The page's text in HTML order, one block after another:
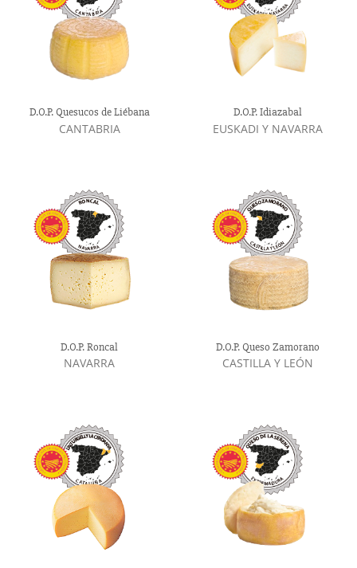
D.O.P. Quesucos de Liébana
CANTABRIA
D.O.P. Idiazabal
EUSKADI Y NAVARRA
D.O.P. Roncal
NAVARRA
D.O.P. Queso Zamorano
CASTILLA Y LEÓN